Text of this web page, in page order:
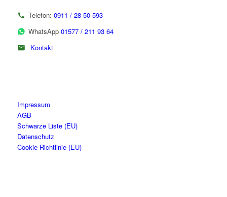
Telefon: 0911 / 28 50 593
WhatsApp 01577 / 211 93 64
Kontakt
Impressum
AGB
Schwarze Liste (EU)
Datenschutz
Cookie-Richtlinie (EU)